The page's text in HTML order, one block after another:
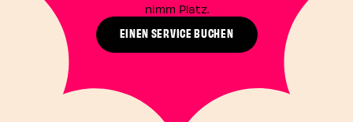
nimm Platz.
EINEN SERVICE BUCHEN